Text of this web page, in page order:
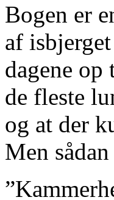
Bogen er
af
dagene
de fleste
og at der
Men